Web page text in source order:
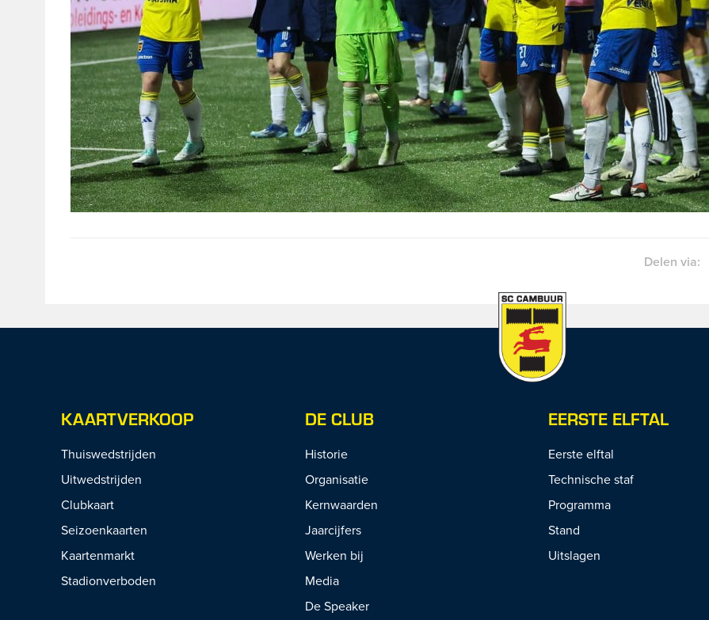
Delen via:
KAARTVERKOOP
Thuiswedstrijden
Uitwedstrijden
Clubkaart
Seizoenkaarten
Kaartenmarkt
Stadionverboden
DE CLUB
Historie
Organisatie
Kernwaarden
Jaarcijfers
Werken bij
Media
De Speaker
EERSTE ELFTAL
Eerste elftal
Technische staf
Programma
Stand
Uitslagen